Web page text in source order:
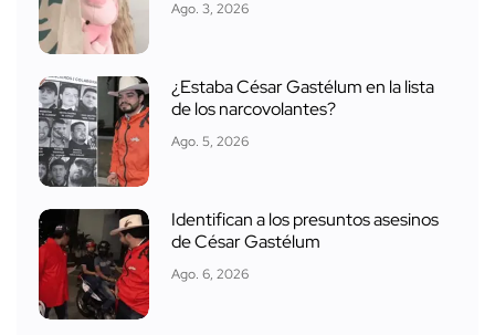
Ago. 3, 2026
¿Estaba César Gastélum en la lista
de los narcovolantes?
Ago. 5, 2026
Identifican a los presuntos asesinos
de César Gastélum
Ago. 6, 2026